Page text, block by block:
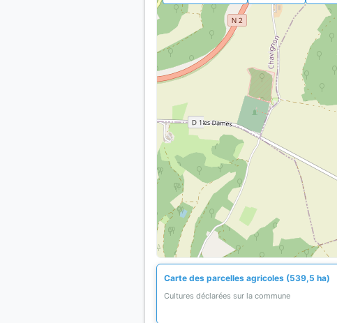
Carte des parcelles agricoles (539,5 ha)
Cultures déclarées sur la commune